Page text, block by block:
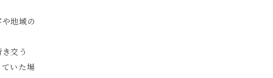
地域の
交う
いた場